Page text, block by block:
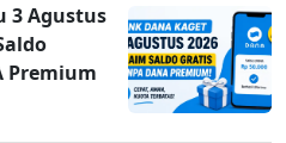
3 Agustus
Premium